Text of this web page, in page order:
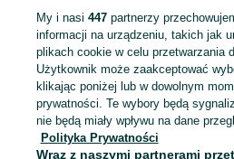
KATEGORIA
domek ogrodowy dla dzieci,basen z
Mapa kategorii
Mapa miejscowości
My i nasi 447partnerzy
informacji na urządzeniu, takich jak
plikach cookie w celu przetwarzania
Użytkownik może zaakceptować
klikając poniżej lub w dowolnym
prywatności. Te wybory będą
nie będą miały wpływu na dane
Polityka Prywatności
Wraz z naszymi partnerami